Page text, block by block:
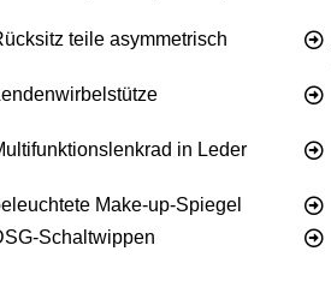
teile asymmetrisch
in Leder
Make-up-Spiegel
Schaltwippen